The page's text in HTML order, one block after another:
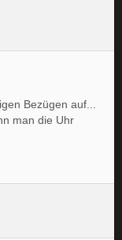
Bezügen auf...
man die Uhr